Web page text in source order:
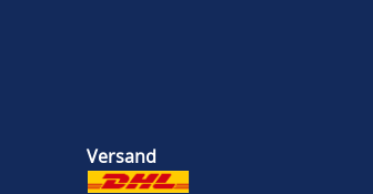
Versand